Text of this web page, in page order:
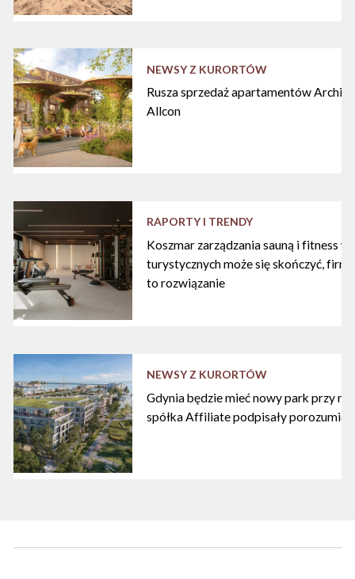
NEWSY Z KURORTÓW
Rusza sprzedaż apartamentów
Allcon
RAPORTY I TRENDY
Koszmar zarządzania sauną i fitness w
turystycznych może się skończyć,
to rozwiązanie
NEWSY Z KURORTÓW
Gdynia będzie mieć nowy park przy
spółka Affiliate podpisały